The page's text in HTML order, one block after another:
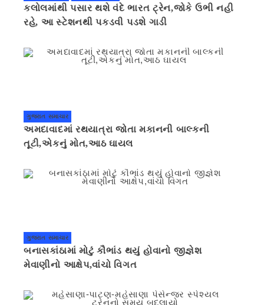
કલોલમાંથી પસાર થશે વંદે ભારત ટ્રેન,જોકે ઉભી નહી
રહે, આ સ્ટેશનથી પકડવી પડશે ગાડી
ગુજરાત સમાચાર
અમદાવાદમાં રથયાત્રા જોતા મકાનની બાલ્કની
તૂટી,એકનું મોત,આઠ ઘાયલ
ગુજરાત સમાચાર
બનાસકાંઠામાં મોટું કૌભાંડ થયું હોવાનો જીજ્ઞેશ
મેવાણીનો આક્ષેપ,વાંચો વિગત